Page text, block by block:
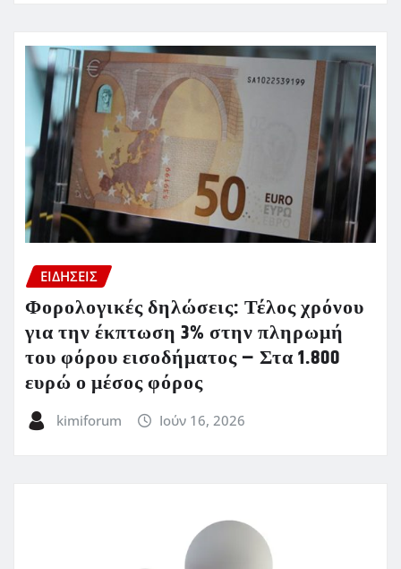
ΕΙΔΗΣΕΙΣ
Φορολογικές δηλώσεις: Τέλος χρόνου
για την έκπτωση 3% στην πληρωμή
του φόρου εισοδήματος – Στα 1.800
ευρώ ο μέσος φόρος
kimiforum Ιούν 16, 2026